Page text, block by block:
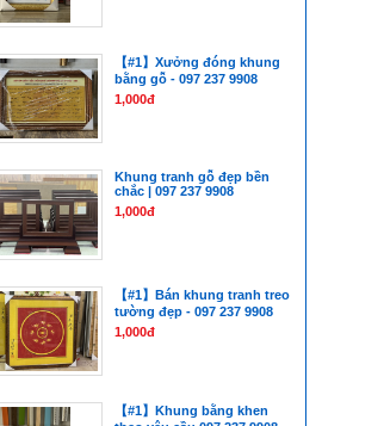
【#1】Xưởng đóng khung
bằng gỗ - 097 237 9908
1,000đ
Khung tranh gỗ đẹp bền
chắc | 097 237 9908
1,000đ
【#1】Bán khung tranh treo
tường đẹp - 097 237 9908
1,000đ
【#1】Khung bằng khen